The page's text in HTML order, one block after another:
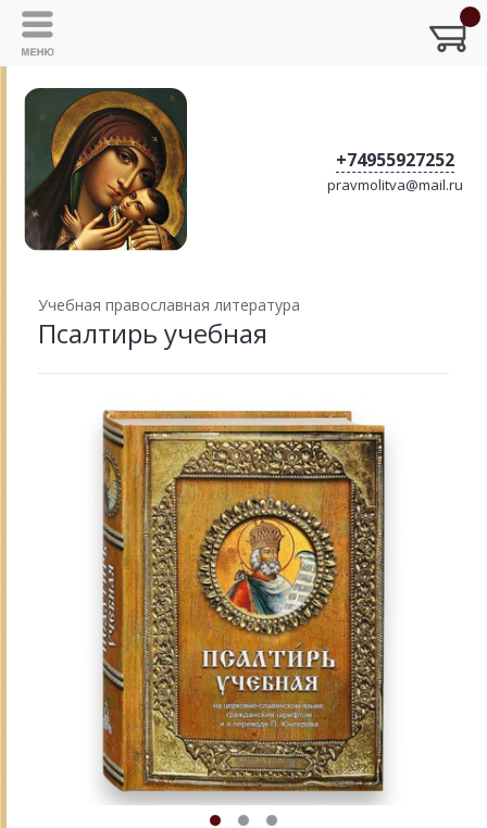
+74955927252
pravmolitva@mail.ru
Учебная православная литература
Псалтирь учебная